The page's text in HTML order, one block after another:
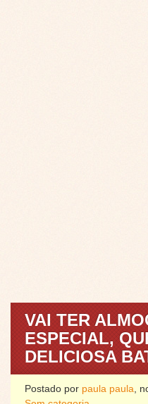
VAI TER
ESPECIAL,
DELICIOSA
Postado por paula paula,